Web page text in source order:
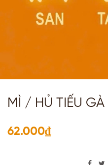
MÌ / HỦ TIẾU
62.000₫